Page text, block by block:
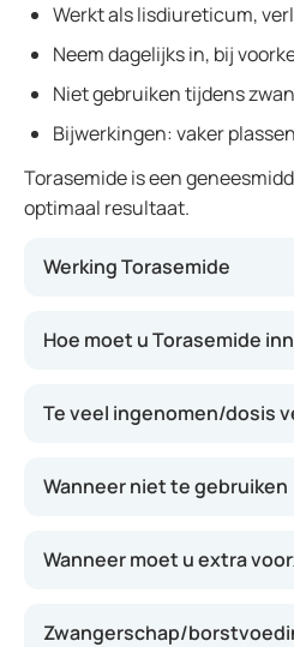
Werkt als lisdiureticum,
Neem dagelijks in, bij
Niet gebruiken tijdens
Bijwerkingen: vaker
Torasemide is een
optimaal resultaat.
Werking Torasemide
Hoe moet u Torasemide
Te veel ingenomen/dosis
Wanneer niet te gebruiken
Wanneer moet u extra
Zwangerschap/